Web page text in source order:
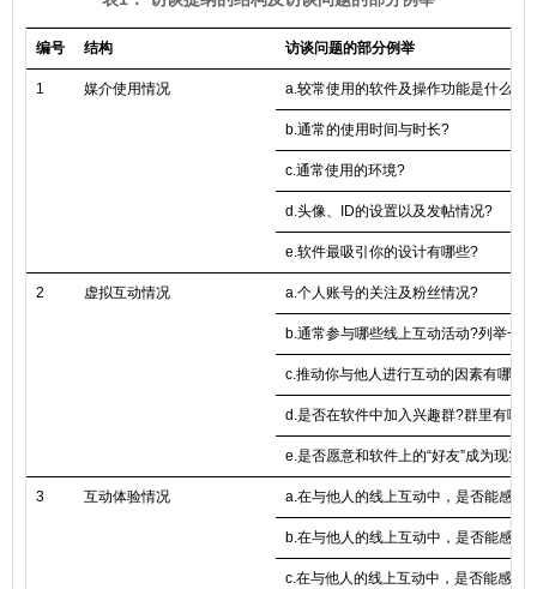
编号 结构 访谈问题的部分例举
1 媒介使用情况 a.较常使用的软件及操作功能是什么?
b.通常的使用时间与时长?
c.通常使用的环境?
d.头像、ID的设置以及发帖情况?
e.软件最吸引你的设计有哪些?
2 虚拟互动情况 a.个人账号的关注及粉丝情况?
b.通常参与哪些线上互动活动?列举一
c.推动你与他人进行互动的因素有哪些?
d.是否在软件中加入兴趣群?群里有哪
e.是否愿意和软件上的“好友”成为现实
3 互动体验情况 a.在与他人的线上互动中，是否能感觉
b.在与他人的线上互动中，是否能感觉
c.在与他人的线上互动中，是否能感觉